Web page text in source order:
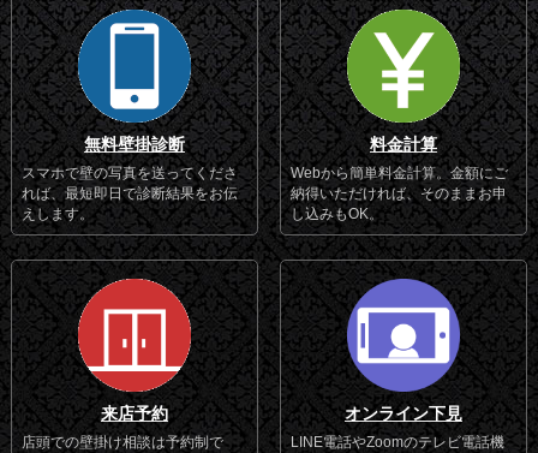
無料壁掛診断
スマホで壁の写真を送ってくださ
れば、最短即日で診断結果をお伝
えします。
料金計算
Webから簡単料金計算。金額にご
納得いただければ、そのままお申
し込みもOK。
来店予約
店頭での壁掛け相談は予約制で
オンライン下見
LINE電話やZoomのテレビ電話機